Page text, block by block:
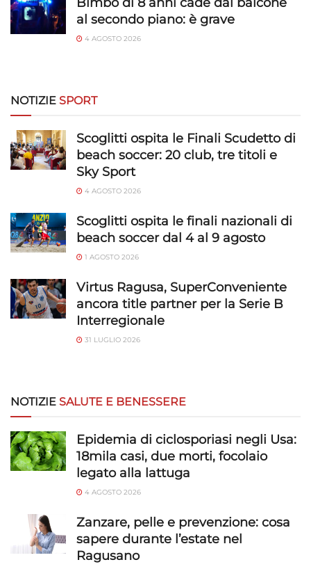
privacy.
al secondo piano: è grave
4 AGOSTO 2026
NOTIZIE SPORT
Scoglitti ospita le Finali Scudetto di
beach soccer: 20 club, tre titoli e
Sky Sport
4 AGOSTO 2026
Scoglitti ospita le finali nazionali di
beach soccer dal 4 al 9 agosto
1 AGOSTO 2026
Virtus Ragusa, SuperConveniente
ancora title partner per la Serie B
Interregionale
31 LUGLIO 2026
NOTIZIE SALUTE E BENESSERE
Epidemia di ciclosporiasi negli Usa:
18mila casi, due morti, focolaio
legato alla lattuga
4 AGOSTO 2026
Zanzare, pelle e prevenzione: cosa
sapere durante l’estate nel
Ragusano